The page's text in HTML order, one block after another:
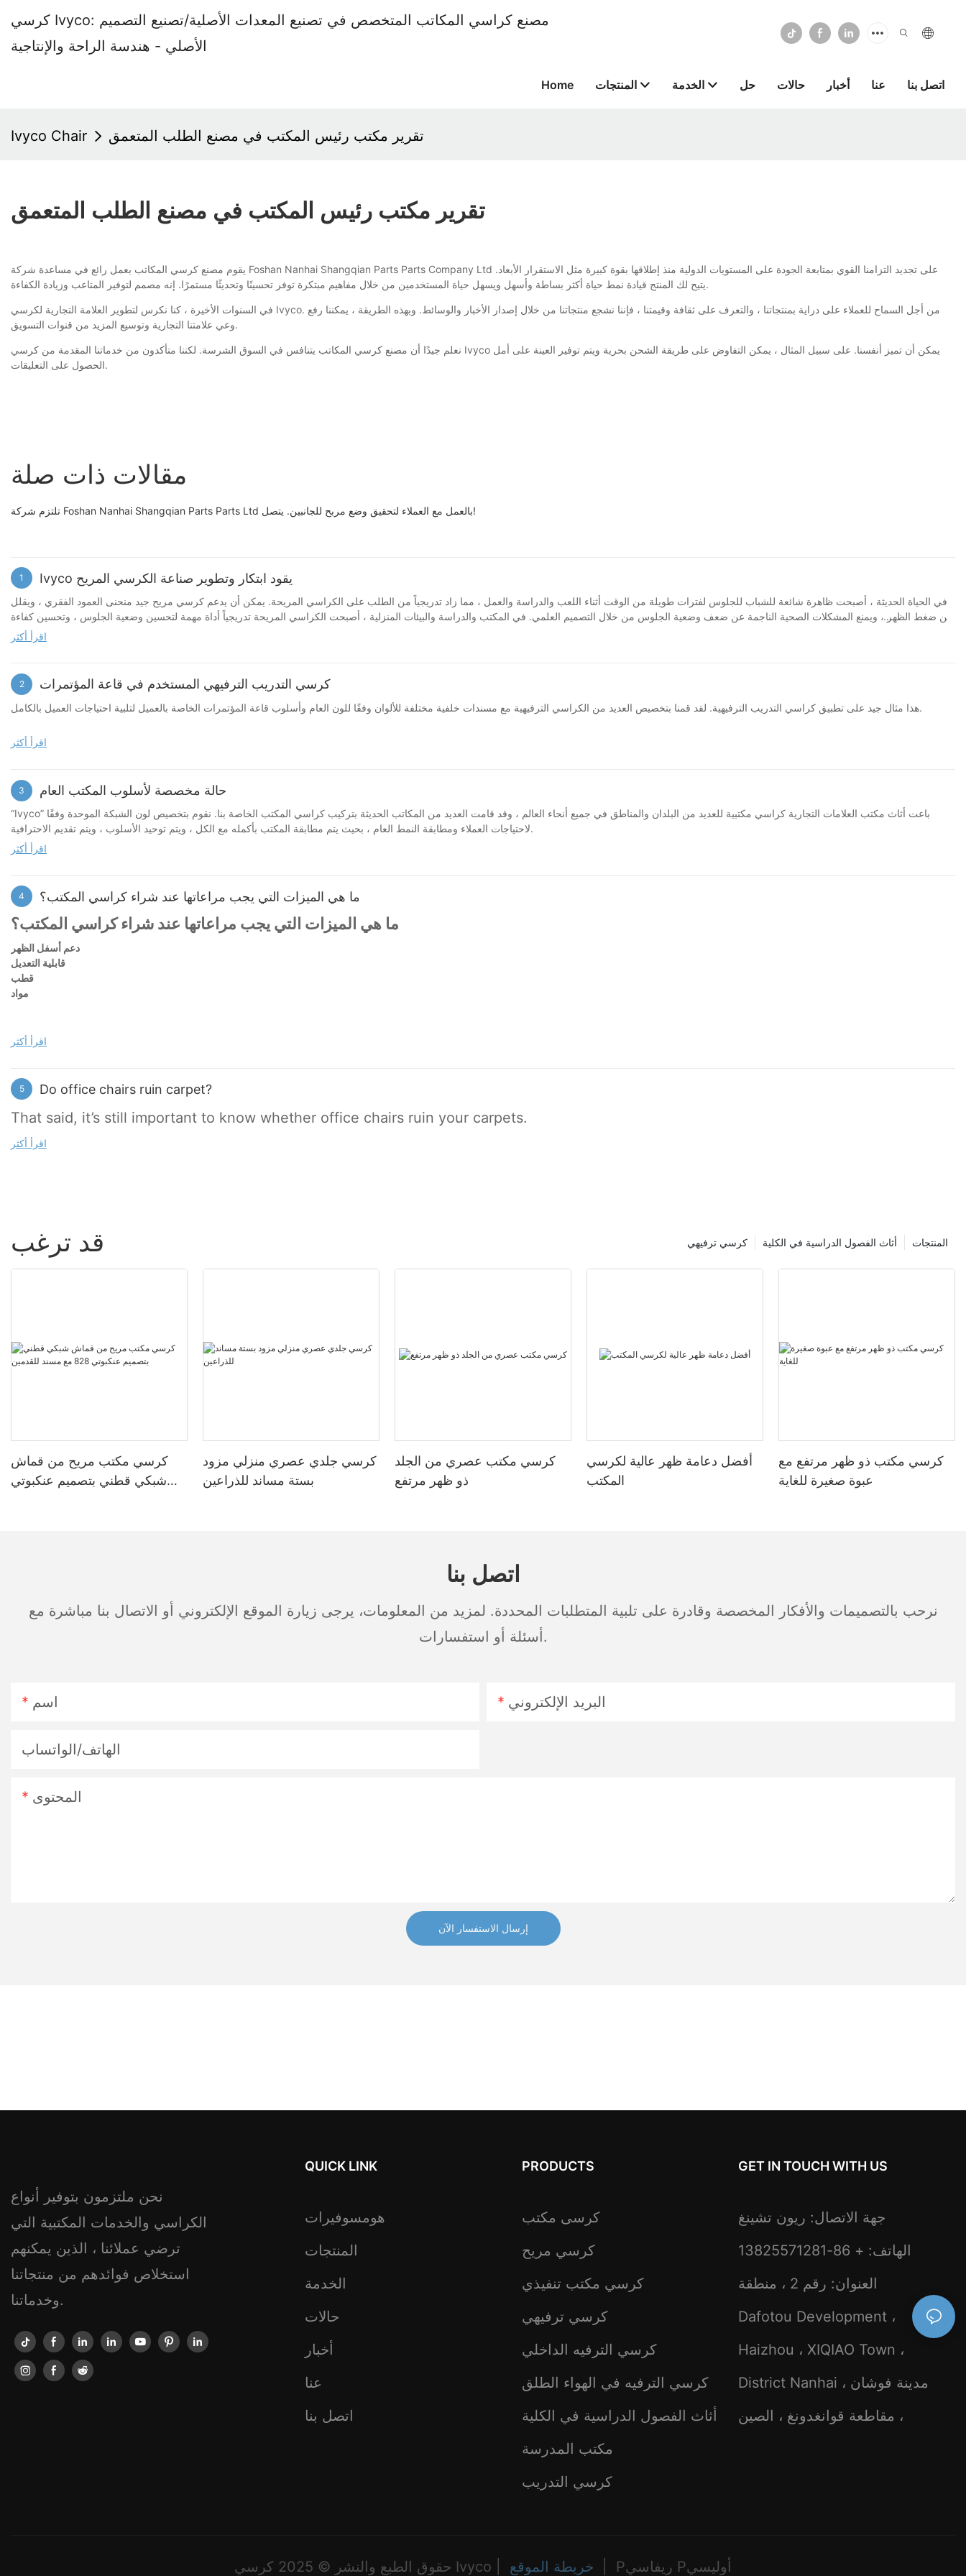
كرسي Ivyco: مصنع كراسي المكاتب المتخصص في تصنيع المعدات الأصلية/تصنيع التصميم
الأصلي - هندسة الراحة والإنتاجية
Home المنتجات الخدمة حل حالات أخبار عنا اتصل بنا
Ivyco Chair تقرير مكتب رئيس المكتب في مصنع الطلب المتعمق
تقرير مكتب رئيس المكتب في مصنع الطلب المتعمق
يقوم مصنع كرسي المكاتب بعمل رائع في مساعدة شركة Foshan Nanhai Shangqian Parts Parts Company Ltd على تجديد التزامنا القوي بمتابعة الجودة على المستويات الدولية منذ إطلاقها بقوة كبيرة مثل الاستقرار الأبعاد.
يتيح لك المنتج قيادة نمط حياة أكثر بساطة وأسهل ويسهل حياة المستخدمين من خلال مفاهيم مبتكرة توفر تحسينًا وتحديثًا مستمرًا. إنه مصمم لتوفير المتاعب وزيادة الكفاءة.
في السنوات الأخيرة ، كنا نكرس لتطوير العلامة التجارية لكرسي Ivyco. من أجل السماح للعملاء على دراية بمنتجاتنا ، والتعرف على ثقافة وقيمتنا ، فإننا نشجع منتجاتنا من خلال إصدار الأخبار والوسائط. وبهذه الطريقة ، يمكننا رفع
وعي علامتنا التجارية وتوسيع المزيد من قنوات التسويق.
نعلم جيدًا أن مصنع كرسي المكاتب يتنافس في السوق الشرسة. لكننا متأكدون من خدماتنا المقدمة من كرسي Ivyco يمكن أن تميز أنفسنا. على سبيل المثال ، يمكن التفاوض على طريقة الشحن بحرية ويتم توفير العينة على أمل
الحصول على التعليقات.
مقالات ذات صلة
تلتزم شركة Foshan Nanhai Shangqian Parts Parts Ltd بالعمل مع العملاء لتحقيق وضع مربح للجانبين. يتصل!
1 Ivyco يقود ابتكار وتطوير صناعة الكرسي المريح
في الحياة الحديثة ، أصبحت ظاهرة شائعة للشباب للجلوس لفترات طويلة من الوقت أثناء اللعب والدراسة والعمل ، مما زاد تدريجياً من الطلب على الكراسي المريحة. يمكن أن يدعم كرسي مريح جيد منحنى العمود الفقري ، ويقلل
من ضغط الظهر ، ويمنع المشكلات الصحية الناجمة عن ضعف وضعية الجلوس من خلال التصميم العلمي. في المكتب والدراسة والبيئات المنزلية ، أصبحت الكراسي المريحة تدريجياً أداة مهمة لتحسين وضعية الجلوس ، وتحسين كفاءة
العمل ، وحماية صحة العمود الفقري
اقرأ أكثر
2 كرسي التدريب الترفيهي المستخدم في قاعة المؤتمرات
هذا مثال جيد على تطبيق كراسي التدريب الترفيهية. لقد قمنا بتخصيص العديد من الكراسي الترفيهية مع مسندات خلفية مختلفة للألوان وفقًا للون العام وأسلوب قاعة المؤتمرات الخاصة بالعميل لتلبية احتياجات العميل بالكامل.
اقرأ أكثر
3 حالة مخصصة لأسلوب المكتب العام
“Ivyco” باعت أثاث مكتب العلامات التجارية كراسي مكتبية للعديد من البلدان والمناطق في جميع أنحاء العالم ، وقد قامت العديد من المكاتب الحديثة بتركيب كراسي المكتب الخاصة بنا. نقوم بتخصيص لون الشبكة الموحدة وفقًا
لاحتياجات العملاء ومطابقة النمط العام ، بحيث يتم مطابقة المكتب بأكمله مع الكل ، ويتم توحيد الأسلوب ، ويتم تقديم الاحترافية.
اقرأ أكثر
4 ما هي الميزات التي يجب مراعاتها عند شراء كراسي المكتب؟
دعم أسفل الظهر
قابلية التعديل
قطب
مواد
اقرأ أكثر
5 Do office chairs ruin carpet?
That said, it’s still important to know whether office chairs ruin your carpets.
اقرأ أكثر
قد ترغب المنتجات أثاث الفصول الدراسية في الكلية كرسي ترفيهي
كرسي مكتب مريح من قماش
شبكي قطني بتصميم عنكبوتي
كرسي جلدي عصري منزلي مزود
بستة مساند للذراعين
كرسي مكتب عصري من الجلد
ذو ظهر مرتفع
أفضل دعامة ظهر عالية لكرسي
المكتب
كرسي مكتب ذو ظهر مرتفع مع
عبوة صغيرة للغاية
اتصل بنا
نرحب بالتصميمات والأفكار المخصصة وقادرة على تلبية المتطلبات المحددة. لمزيد من المعلومات، يرجى زيارة الموقع الإلكتروني أو الاتصال بنا مباشرة مع
أسئلة أو استفسارات.
اسم البريد الإلكتروني
الهاتف/الواتساب
المحتوى
إرسال الاستفسار الآن
نحن ملتزمون بتوفير أنواع
الكراسي والخدمات المكتبية التي
ترضي عملائنا ، الذين يمكنهم
استخلاص فوائدهم من منتجاتنا
وخدماتنا.
QUICK LINK
هومسوفيرات
المنتجات
الخدمة
حالات
أخبار
عنا
اتصل بنا
PRODUCTS
كرسى مكتب
كرسي مريح
كرسي مكتب تنفيذي
كرسي ترفيهي
كرسي الترفيه الداخلي
كرسي الترفيه في الهواء الطلق
أثاث الفصول الدراسية في الكلية
مكتب المدرسة
كرسي التدريب
GET IN TOUCH WITH US
جهة الاتصال: ريون تشينغ
الهاتف: + 86-13825571281
العنوان: رقم 2 ، منطقة
Dafotou Development ،
Haizhou ، XIQIAO Town ،
District Nanhai ، مدينة فوشان
، مقاطعة قوانغدونغ ، الصين
حقوق الطبع والنشر © 2025 كرسي Ivyco | Pريفاسي Pأوليسي